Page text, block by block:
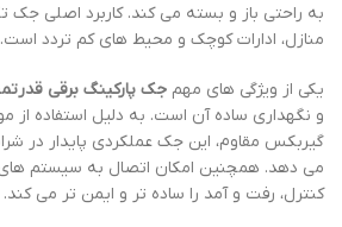
به راحتی باز و بسته می کند. کاربرد اصلی جک
منازل، ادارات کوچک و محیط های کم تردد است.
یکی از ویژگی های مهم جک پارکینگ برقی
و نگهداری ساده آن است. به دلیل استفاده از
گیربکس مقاوم، این جک عملکردی پایدار در
می دهد. همچنین امکان اتصال به سیستم
کنترل، رفت و آمد را ساده تر و ایمن تر می کند.